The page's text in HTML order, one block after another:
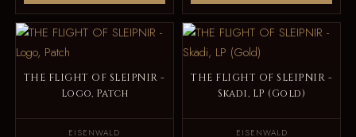
THE FLIGHT OF SLEIPNIR -
Logo, Patch
EISENWALD
THE FLIGHT OF SLEIPNIR -
Skadi, LP (Gold)
EISENWALD